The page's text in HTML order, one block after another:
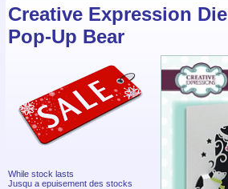
Creative Expression Die
Pop-Up Bear
While stock lasts
Jusqu a epuisement des stocks